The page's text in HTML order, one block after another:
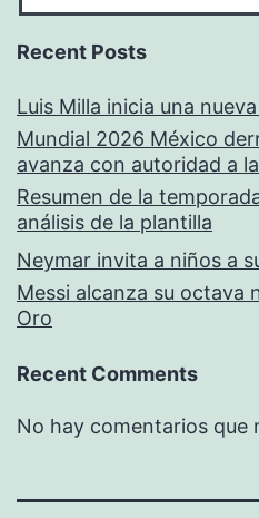
Recent Posts
Luis Milla inicia una
Mundial 2026 México
avanza con autoridad a
Resumen de la
análisis de la plantilla
Neymar invita a niños a
Messi alcanza su octava
Oro
Recent Comments
No hay comentarios que